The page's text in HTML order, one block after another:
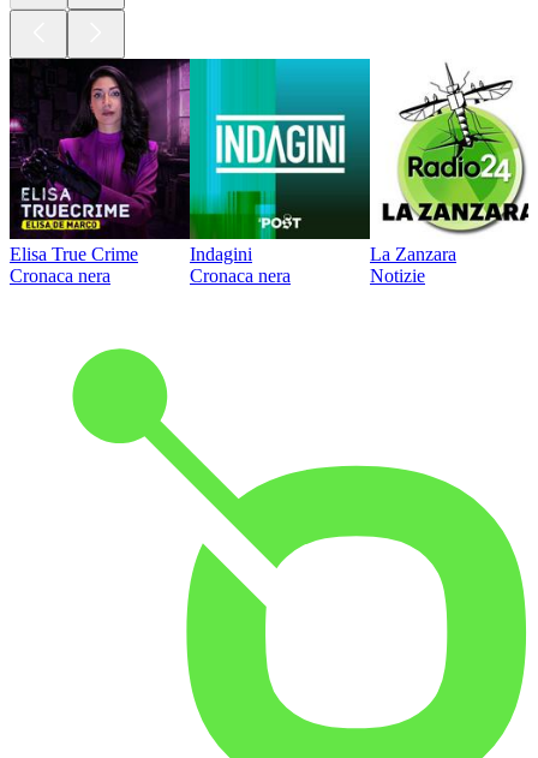
Elisa True Crime
Cronaca nera
Indagini
Cronaca nera
La Zanzara
Notizie